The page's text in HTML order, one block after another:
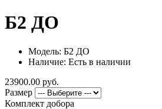
Б2 ДО
Модель: Б2 ДО
Наличие: Есть в наличии
23900.00 руб.
Размер
Комплект добора